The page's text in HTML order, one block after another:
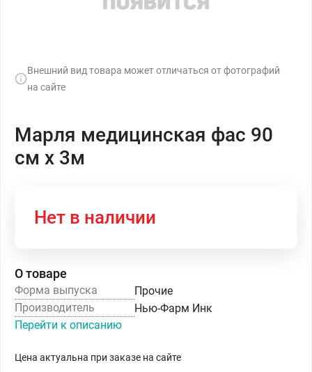
Внешний вид товара может отличаться от фотографий
на сайте
Марля медицинская фас 90
см х 3м
Нет в наличии
О товаре
Форма выпуска
Прочие
Производитель
Нью-Фарм Инк
Перейти к описанию
Цена актуальна при заказе на сайте